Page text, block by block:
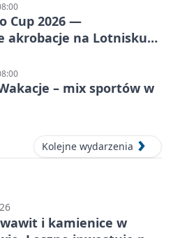
Cup 2026 —
akrobacje na Lotnisku
– mix sportów w
Kolejne wydarzenia
i kamienice w